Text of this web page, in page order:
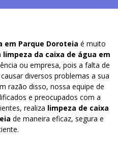
em Parque Doroteia é muito
limpeza da caixa de água em
ou empresa, pois a falta de
diversos problemas a sua
razão disso, nossa equipe de
e preocupados com a
realiza limpeza de caixa
de maneira eficaz, segura e